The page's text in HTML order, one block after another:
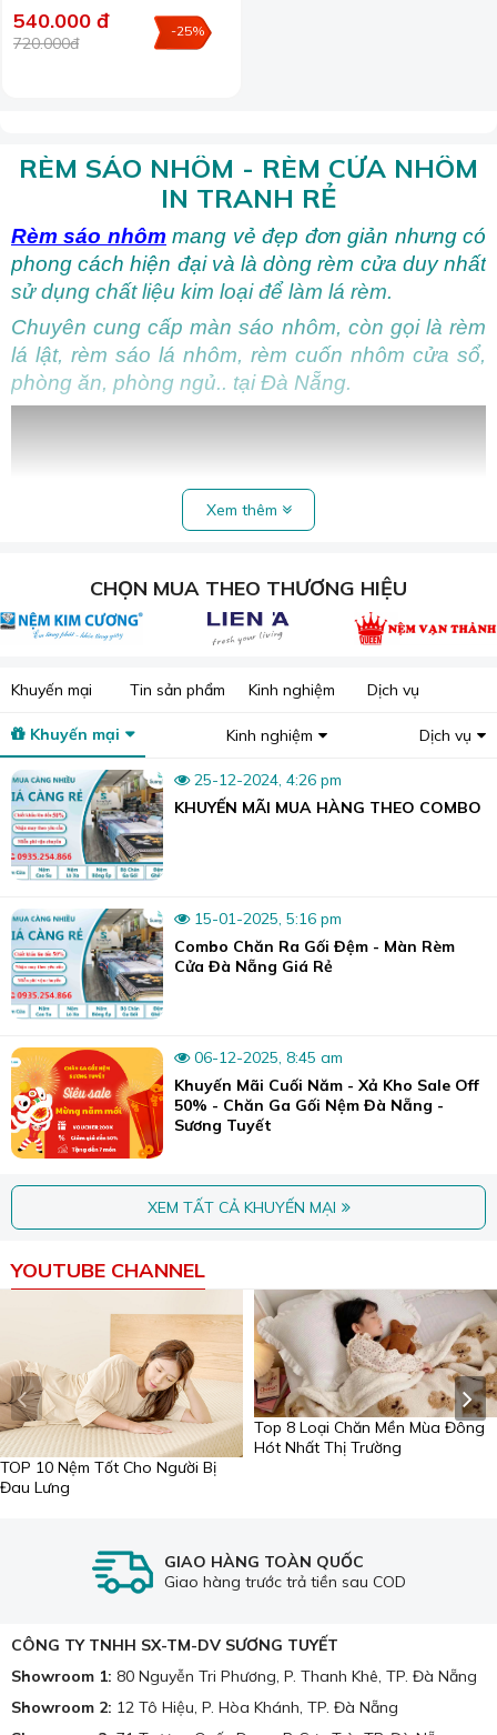
540.000 đ
720.000đ
-25%
RÈM SÁO NHÔM - RÈM CỬA NHÔM
IN TRANH RẺ
Rèm sáo nhôm mang vẻ đẹp đơn giản nhưng có
phong cách hiện đại và là dòng rèm cửa duy nhất
sử dụng chất liệu kim loại để làm lá rèm.
Chuyên cung cấp màn sáo nhôm, còn gọi là rèm
lá lật, rèm sáo lá nhôm, rèm cuốn nhôm cửa sổ,
phòng ăn, phòng ngủ.. tại Đà Nẵng.
Video thực tế của rèm sáo nhôm.
Với khả năng chống nắng hiệu quả, lá rèm nhỏ nhắn, mỏng
manh, tinh tế, và linh hoạt trong việc điều chỉnh ánh sáng
nhờ khả năng lật xoay 180 độ dễ dàng.
kính ở những vị trí như phòng ngủ, phòng làm việc, phòng
ăn, quán cà phê, nhà hàng...
Rèm lá nhôm.
1. Cấu tạo của rèm nhôm
Rèm lá nhôm có cấu tạo gồm 4 phần cơ bản: Đó là hộp
rèm, lá rèm, dây kéo rèm, thanh xoay lá nhôm.
Xem thêm
CHỌN MUA THEO THƯƠNG HIỆU
Khuyến mại Tin sản phẩm Kinh nghiệm Dịch vụ
Khuyến mại Kinh nghiệm Dịch vụ
25-12-2024, 4:26 pm
KHUYẾN MÃI MUA HÀNG THEO COMBO
15-01-2025, 5:16 pm
Combo Chăn Ra Gối Đệm - Màn Rèm
Cửa Đà Nẵng Giá Rẻ
06-12-2025, 8:45 am
Khuyến Mãi Cuối Năm - Xả Kho Sale Off
50% - Chăn Ga Gối Nệm Đà Nẵng -
Sương Tuyết
XEM TẤT CẢ KHUYẾN MẠI
YOUTUBE CHANNEL
TOP 10 Nệm Tốt Cho Người Bị
Đau Lưng
Top 8 Loại Chăn Mền Mùa Đông
Hót Nhất Thị Trường
GIAO HÀNG TOÀN QUỐC
Giao hàng trước trả tiền sau COD
CÔNG TY TNHH SX-TM-DV SƯƠNG TUYẾT
Showroom 1: 80 Nguyễn Tri Phương, P. Thanh Khê, TP. Đà Nẵng
Showroom 2: 12 Tô Hiệu, P. Hòa Khánh, TP. Đà Nẵng